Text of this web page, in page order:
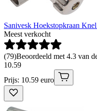
Sanivesk Hoekstopkraan
Meest verkocht
(79)Beoordeeld met 4.3 van
10.59
Prijs: 10.59 euro